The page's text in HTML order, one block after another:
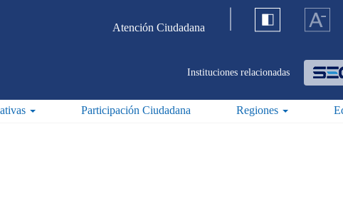
Atención Ciudadana
Instituciones relacionadas
Participación Ciudadana Regiones